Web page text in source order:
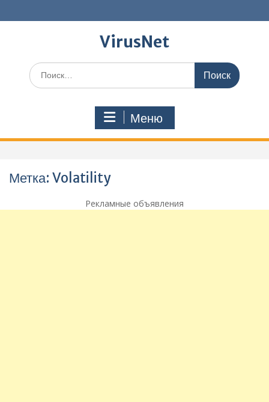
к
VirusNet
Поиск
по:
Меню
Метка: Volatility
Рекламные объявления